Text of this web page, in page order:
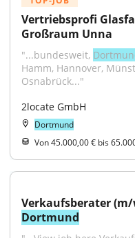
Vertriebsprofi
Großraum Unna
"...bundesweit,
Hamm, Hannover,
Osnabrück..."
2locate GmbH
Dortmund
Von 45.000,00 € bis
Dortmund